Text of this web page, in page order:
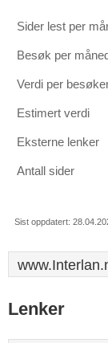
Sider lest per
Besøk per måned
Verdi per
Estimert verdi
Eksterne lenker
Antall sider
Sist oppdatert:
Lenker